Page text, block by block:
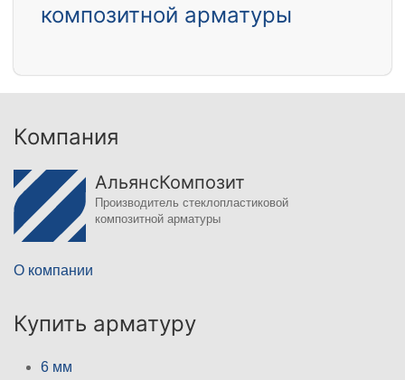
композитной арматуры
Компания
АльянсКомпозит
Производитель стеклопластиковой
композитной арматуры
О компании
Купить арматуру
6 мм